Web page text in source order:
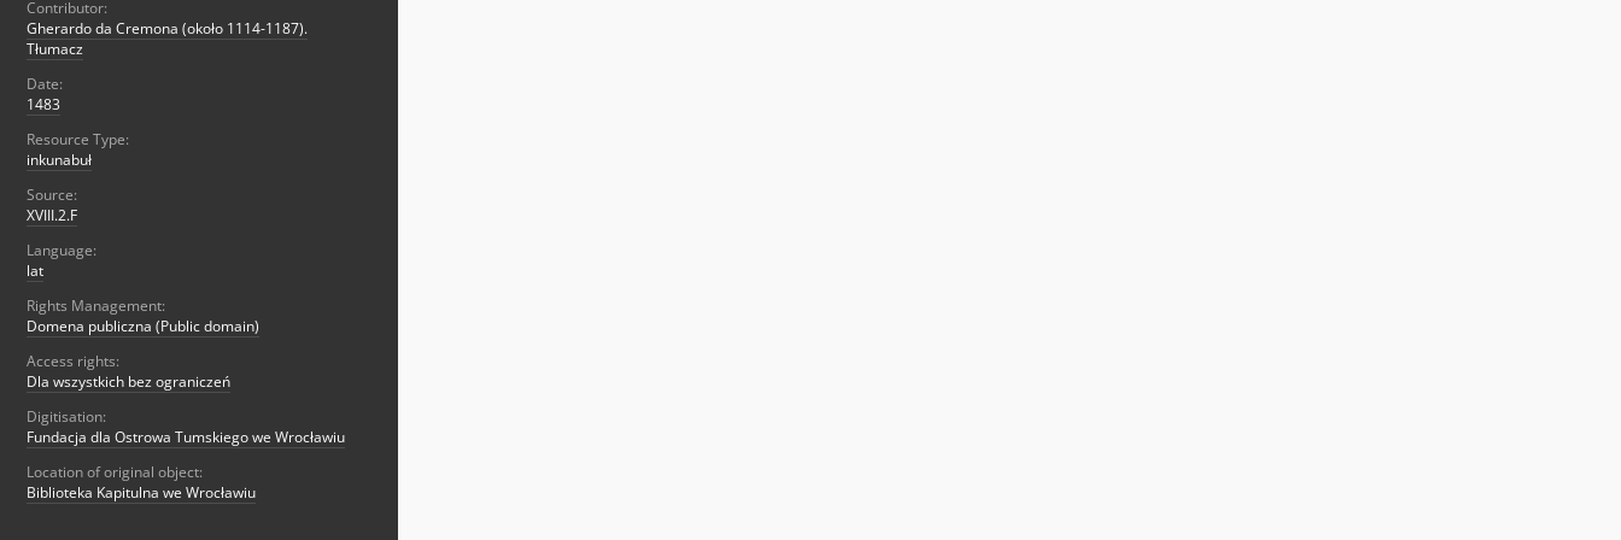
Contributor:
Gherardo da Cremona (około 1114-1187).
Tłumacz
Date:
1483
Resource Type:
inkunabuł
Source:
XVIII.2.F
Language:
lat
Rights Management:
Domena publiczna (Public domain)
Access rights:
Dla wszystkich bez ograniczeń
Digitisation:
Fundacja dla Ostrowa Tumskiego we Wrocławiu
Location of original object:
Biblioteka Kapitulna we Wrocławiu